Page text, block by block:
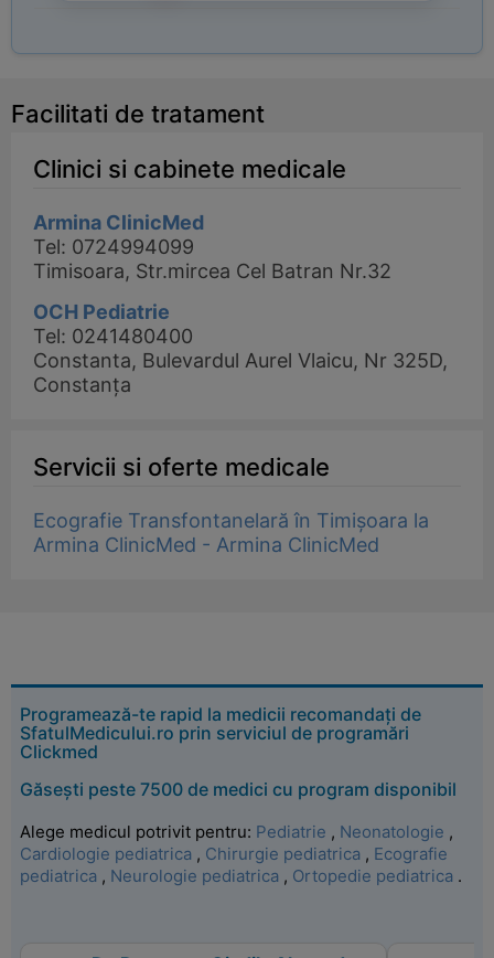
Facilitati de tratament
Clinici si cabinete medicale
Armina ClinicMed
Tel: 0724994099
Timisoara, Str.mircea Cel Batran Nr.32
OCH Pediatrie
Tel: 0241480400
Constanta, Bulevardul Aurel Vlaicu, Nr 325D,
Constanța
Servicii si oferte medicale
Ecografie Transfontanelară în Timișoara la
Armina ClinicMed - Armina ClinicMed
Programează-te rapid la medicii recomandați de
SfatulMedicului.ro prin serviciul de programări
Clickmed
Găsești peste 7500 de medici cu program disponibil
Alege medicul potrivit pentru: Pediatrie , Neonatologie ,
Cardiologie pediatrica , Chirurgie pediatrica , Ecografie
pediatrica , Neurologie pediatrica , Ortopedie pediatrica .